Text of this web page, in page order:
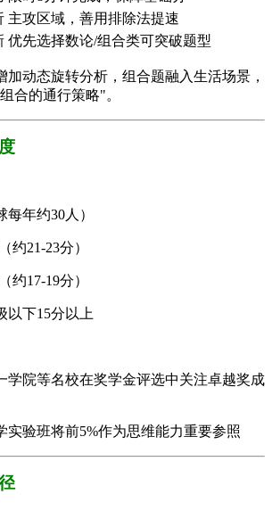
主攻区域，善用排除法提速
优先选择数论/组合类可突破题型
加动态旋转分析，组合题融入生活场景，
合的通行策略"。
每年约30人）
约21-23分）
约17-19分）
以下15分以上
学院等名校在奖学金评选中关注卓越奖成
实验班将前5%作为思维能力重要参照